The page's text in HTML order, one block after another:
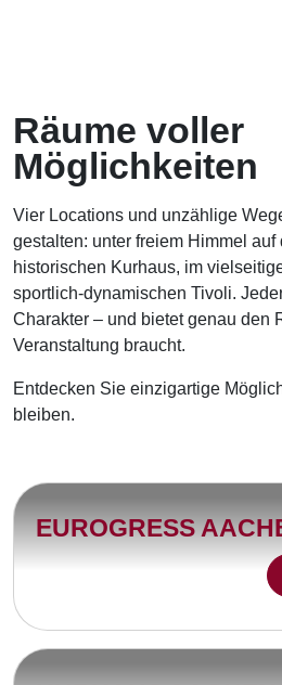
Räume voller
Möglichkeiten
Vier Locations und unzählige
gestalten: unter freiem Himmel
historischen Kurhaus, im
sportlich-dynamischen Tivoli.
Charakter – und bietet genau den
Veranstaltung braucht.
Entdecken Sie einzigartige
bleiben.
EUROGRESS